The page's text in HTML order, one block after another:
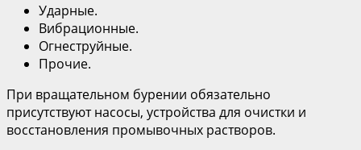
Ударные.
Вибрационные.
Огнеструйные.
Прочие.
При вращательном бурении обязательно
присутствуют насосы, устройства для очистки и
восстановления промывочных растворов.